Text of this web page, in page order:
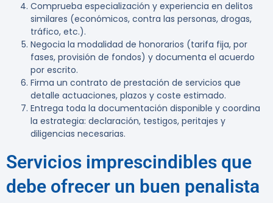
Comprueba especialización y experiencia en delitos
similares (económicos, contra las personas, drogas,
tráfico, etc.).
Negocia la modalidad de honorarios (tarifa fija, por
fases, provisión de fondos) y documenta el acuerdo
por escrito.
Firma un contrato de prestación de servicios que
detalle actuaciones, plazos y coste estimado.
Entrega toda la documentación disponible y coordina
la estrategia: declaración, testigos, peritajes y
diligencias necesarias.
Servicios imprescindibles que
debe ofrecer un buen penalista